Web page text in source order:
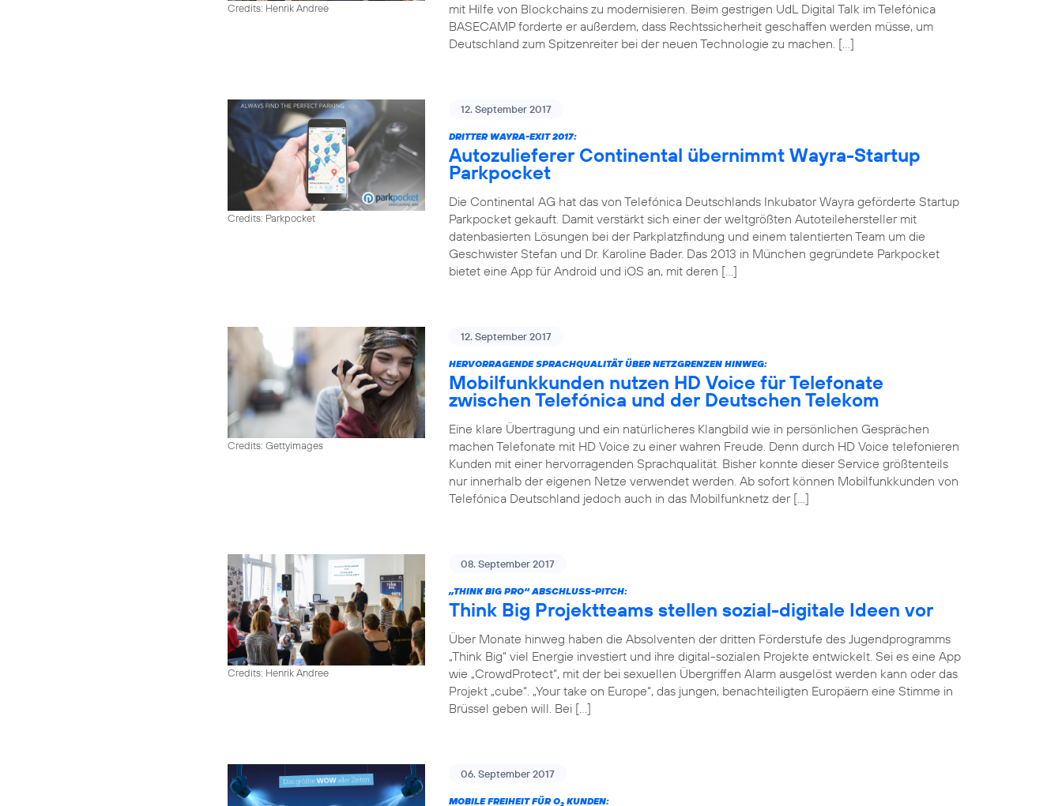
Credits: Henrik Andree
mit Hilfe von Blockchains zu modernisieren. Beim gestrigen UdL Digital Talk im Telefónica
BASECAMP forderte er außerdem, dass Rechtssicherheit geschaffen werden müsse, um
Deutschland zum Spitzenreiter bei der neuen Technologie zu machen. […]
Credits: Parkpocket
12. September 2017
DRITTER WAYRA-EXIT 2017:
Autozulieferer Continental übernimmt Wayra-Startup
Parkpocket
Die Continental AG hat das von Telefónica Deutschlands Inkubator Wayra geförderte Startup
Parkpocket gekauft. Damit verstärkt sich einer der weltgrößten Autoteilehersteller mit
datenbasierten Lösungen bei der Parkplatzfindung und einem talentierten Team um die
Geschwister Stefan und Dr. Karoline Bader. Das 2013 in München gegründete Parkpocket
bietet eine App für Android und iOS an, mit deren […]
Credits: Gettyimages
12. September 2017
HERVORRAGENDE SPRACHQUALITÄT ÜBER NETZGRENZEN HINWEG:
Mobilfunkkunden nutzen HD Voice für Telefonate
zwischen Telefónica und der Deutschen Telekom
Eine klare Übertragung und ein natürlicheres Klangbild wie in persönlichen Gesprächen
machen Telefonate mit HD Voice zu einer wahren Freude. Denn durch HD Voice telefonieren
Kunden mit einer hervorragenden Sprachqualität. Bisher konnte dieser Service größtenteils
nur innerhalb der eigenen Netze verwendet werden. Ab sofort können Mobilfunkkunden von
Telefónica Deutschland jedoch auch in das Mobilfunknetz der […]
Credits: Henrik Andree
08. September 2017
„THINK BIG PRO“ ABSCHLUSS-PITCH:
Think Big Projektteams stellen sozial-digitale Ideen vor
Über Monate hinweg haben die Absolventen der dritten Förderstufe des Jugendprogramms
„Think Big“ viel Energie investiert und ihre digital-sozialen Projekte entwickelt. Sei es eine App
wie „CrowdProtect“, mit der bei sexuellen Übergriffen Alarm ausgelöst werden kann oder das
Projekt „cube“. „Your take on Europe“, das jungen, benachteiligten Europäern eine Stimme in
Brüssel geben will. Bei […]
06. September 2017
MOBILE FREIHEIT FÜR O2 KUNDEN: